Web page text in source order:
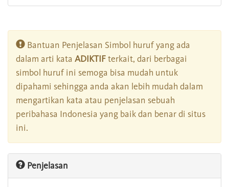
Bantuan Penjelasan Simbol huruf yang ada
dalam arti kata ADIKTIFterkait, dari berbagai
simbol huruf ini semoga bisa mudah untuk
dipahami sehingga anda akan lebih mudah dalam
mengartikan kata atau penjelasan sebuah
peribahasa Indonesia yang baik dan benar di situs
ini.
Penjelasan